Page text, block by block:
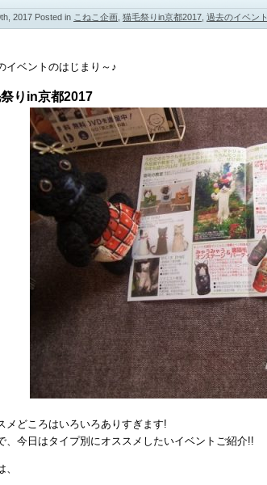
2017 Posted in こねこ企画 猫毛祭りin京都2017 過去のイベント
イベントのはじまり～♪
りin京都2017
メどころはいろいろありすぎます!
、今日はタイプ別にオススメしたいイベントご紹介!!
、